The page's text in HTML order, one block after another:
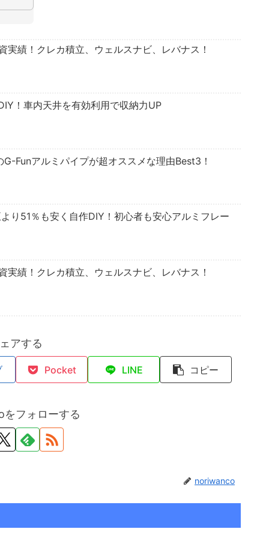
実績！クレカ積立、ウェルスナビ、レバナス！
！車内天井を有効利用で収納力UP
Funアルミパイプが超オススメな理由Best3！
り51％も安く自作DIY！初心者も安心アルミフレー
実績！クレカ積立、ウェルスナビ、レバナス！
アする
Pocket LINE コピー
フォローする
noriwanco